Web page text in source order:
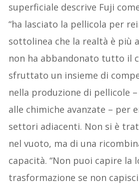
superficiale descrive Fuji
“ha lasciato la pellicola per
sottolinea che la realtà è più
non ha abbandonato tutto il
sfruttato un insieme di
nella produzione di pellicole
alle chimiche avanzate – per
settori adiacenti. Non si è
nel vuoto, ma di una
capacità. “Non puoi capire la
trasformazione se non